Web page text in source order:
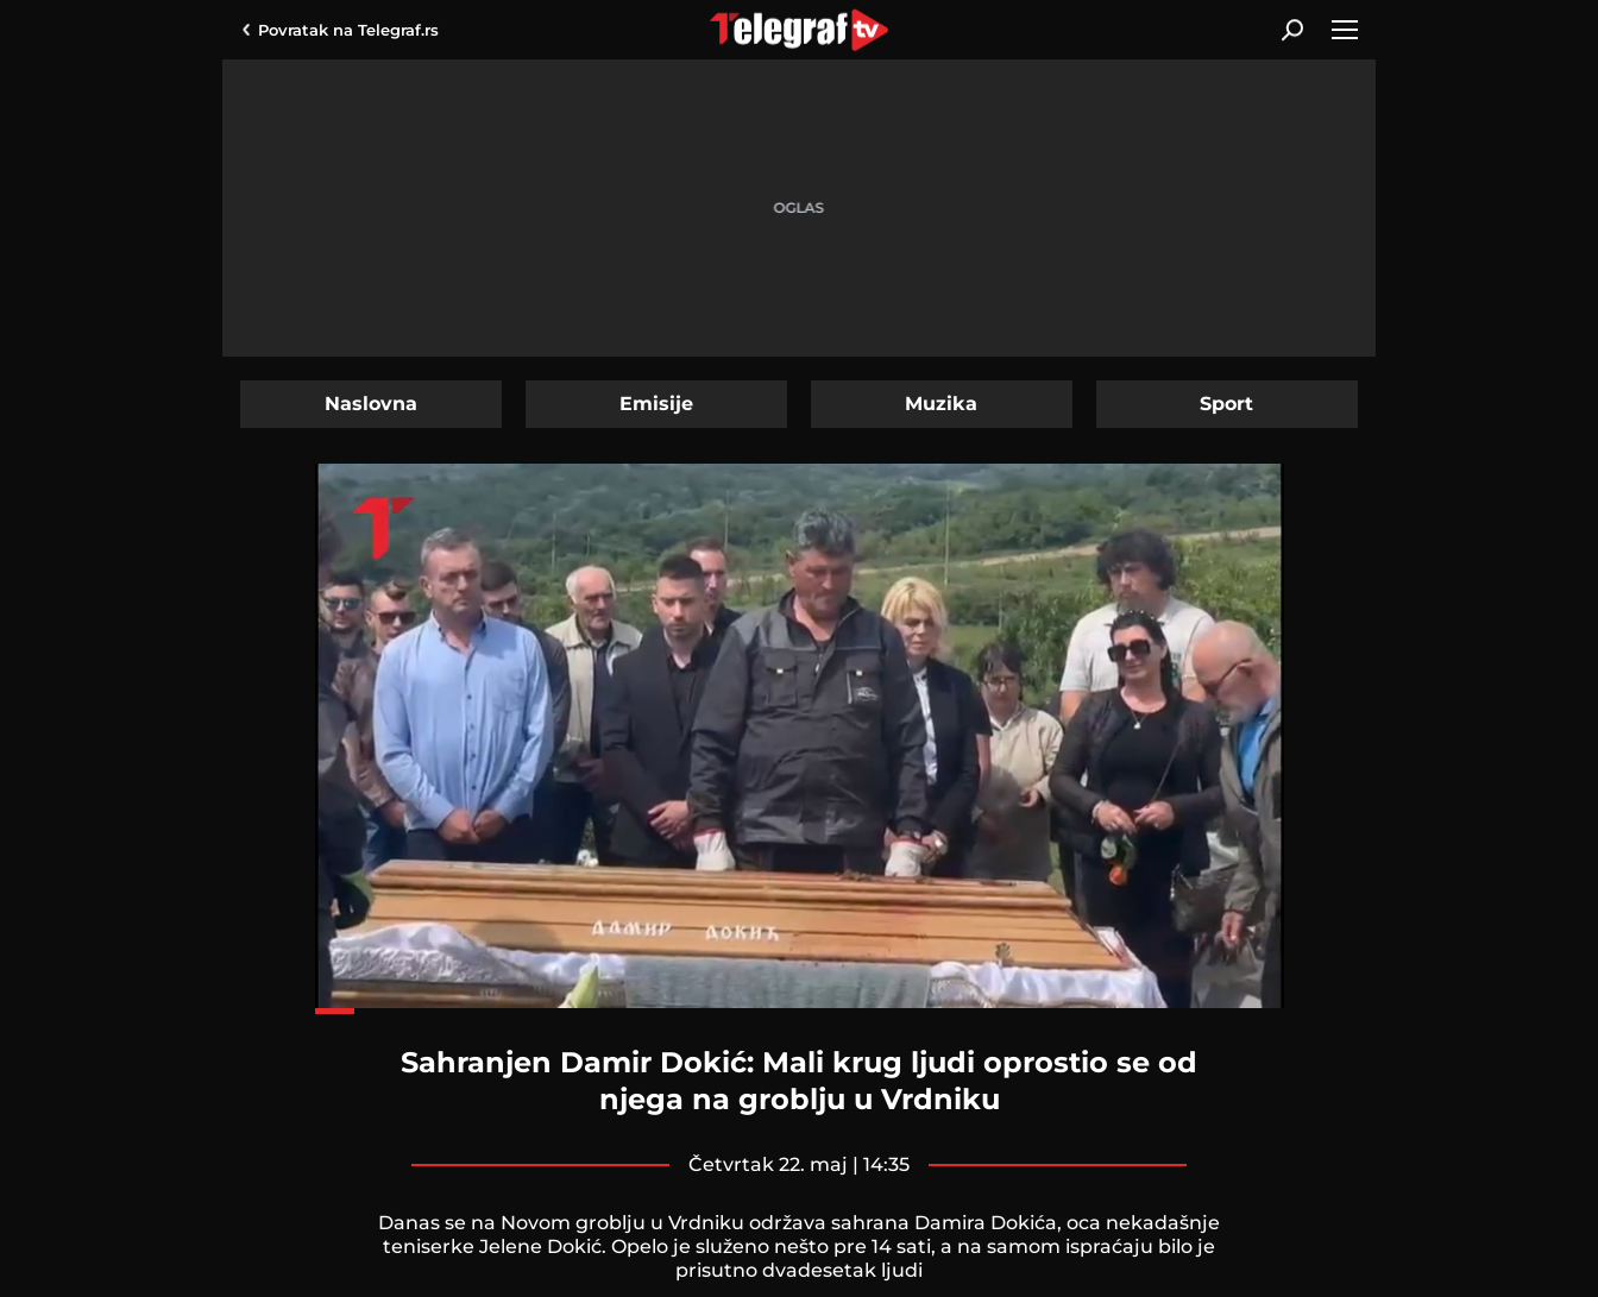
Povratak na Telegraf.rs
Naslovna Emisije Muzika Sport
Sahranjen Damir Dokić: Mali krug ljudi oprostio se od
njega na groblju u Vrdniku
četvrtak 22. maj | 14:35
Danas se na Novom groblju u Vrdniku održava sahrana Damira Dokića, oca nekadašnje
teniserke Jelene Dokić. Opelo je služeno nešto pre 14 sati, a na samom ispraćaju bilo je
prisutno dvadesetak ljudi